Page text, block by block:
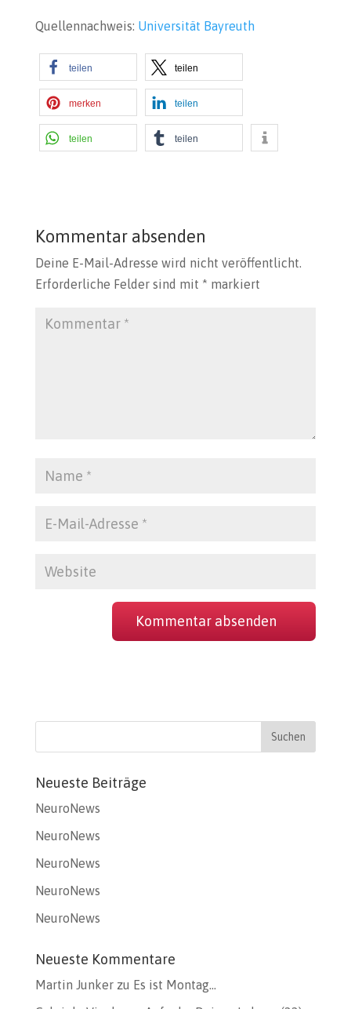
Quellennachweis: Universität Bayreuth
teilen teilen
merken teilen
teilen teilen
Kommentar absenden
Deine E-Mail-Adresse wird nicht veröffentlicht.
Erforderliche Felder sind mit * markiert
Neueste Beiträge
NeuroNews
NeuroNews
NeuroNews
NeuroNews
NeuroNews
Neueste Kommentare
Martin Junkerzu Es ist Montag…